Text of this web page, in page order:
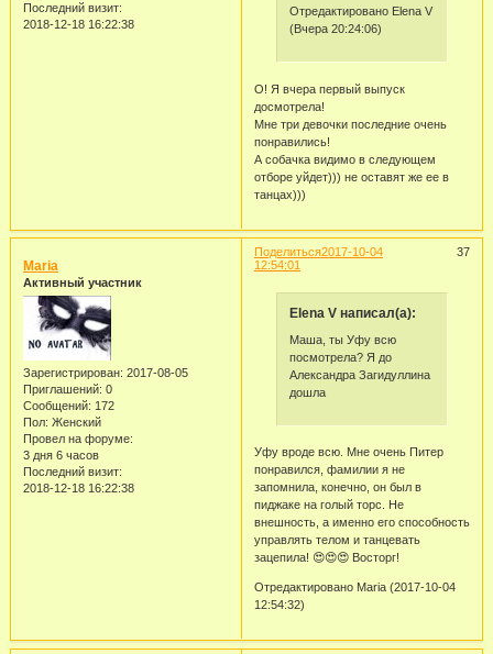
Последний визит:
2018-12-18 16:22:38
Отредактировано Elena V
(Вчера 20:24:06)
О! Я вчера первый выпуск
досмотрела!
Мне три девочки последние очень
понравились!
А собачка видимо в следующем
отборе уйдет))) не оставят же ее в
танцах)))
Поделиться 37
2017-10-04
12:54:01
Maria
Активный участник
Зарегистрирован: 2017-08-05
Приглашений: 0
Сообщений: 172
Пол: Женский
Провел на форуме:
3 дня 6 часов
Последний визит:
2018-12-18 16:22:38
Elena V написал(а):
Маша, ты Уфу всю
посмотрела? Я до
Александра Загидуллина
дошла
Уфу вроде всю. Мне очень Питер
понравился, фамилии я не
запомнила, конечно, он был в
пиджаке на голый торс. Не
внешность, а именно его способность
управлять телом и танцевать
зацепила! 😍😍😍 Восторг!
Отредактировано Maria (2017-10-04
12:54:32)